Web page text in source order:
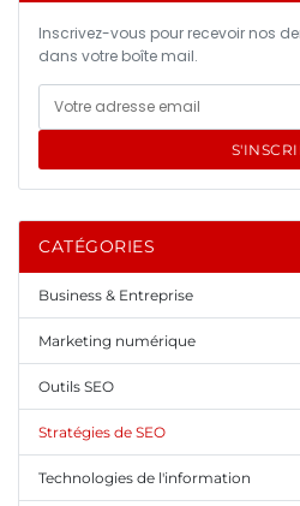
Inscrivez-vous pour recevoir nos
dans votre boîte mail.
CATÉGORIES
Business & Entreprise
Marketing numérique
Outils SEO
Stratégies de SEO
Technologies de l'information